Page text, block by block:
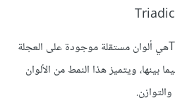
الألوان المثلّثية Triadic colorsهي ألوان مستقلة موجودة على العجلة
بينها، ويتميز هذا النمط من الألوان